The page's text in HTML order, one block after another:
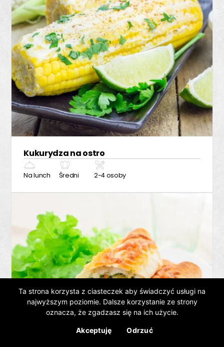
Kukurydza na ostro
Na lunch Średni 2-4 osoby
Ta strona korzysta z ciasteczek aby świadczyć usługi na
najwyższym poziomie. Dalsze korzystanie ze strony
oznacza, że zgadzasz się na ich użycie.
Akceptuję Odrzuć